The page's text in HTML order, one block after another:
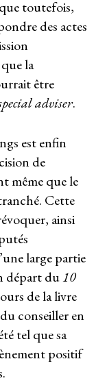
toutefois,
des actes
la
être
adviser.
est enfin
de
même que le
Cette
ainsi
large partie
départ du10
de la livre
conseiller en
tel que sa
positif